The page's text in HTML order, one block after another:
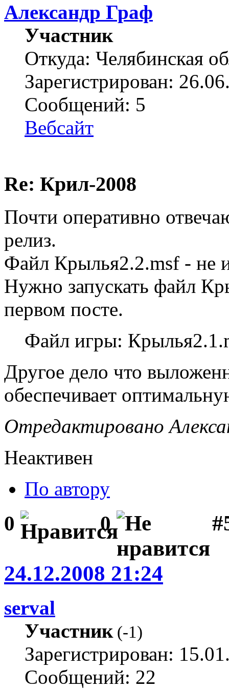
Александр Граф
Участник
Откуда: Челябинская
Зарегистрирован:
Сообщений: 5
Вебсайт
Re: Крил-2008
Почти оперативно
релиз.
Файл Крылья2.2.msf - не
Нужно запускать файл
первом посте.
Файл игры:
Другое дело что
обеспечивает
Отредактировано
Неактивен
По автору
0 0
24.12.2008 21:24
serval
Участник(-1)
Зарегистрирован:
Сообщений: 22